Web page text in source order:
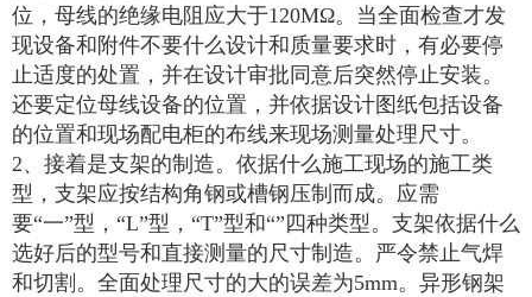
位，母线的绝缘电阻应大于120MΩ。当全面检查才发
现设备和附件不要什么设计和质量要求时，有必要停
止适度的处置，并在设计审批同意后突然停止安装。
还要定位母线设备的位置，并依据设计图纸包括设备
的位置和现场配电柜的布线来现场测量处理尺寸。
2、接着是支架的制造。依据什么施工现场的施工类
型，支架应按结构角钢或槽钢压制而成。应需
要“一”型，“L”型，“T”型和“”四种类型。支架依据什么
选好后的型号和直接测量的尺寸制造。严令禁止气焊
和切割。全面处理尺寸的大的误差为5mm。异形钢架